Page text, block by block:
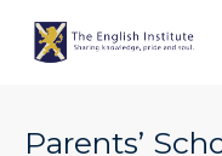
Parents’